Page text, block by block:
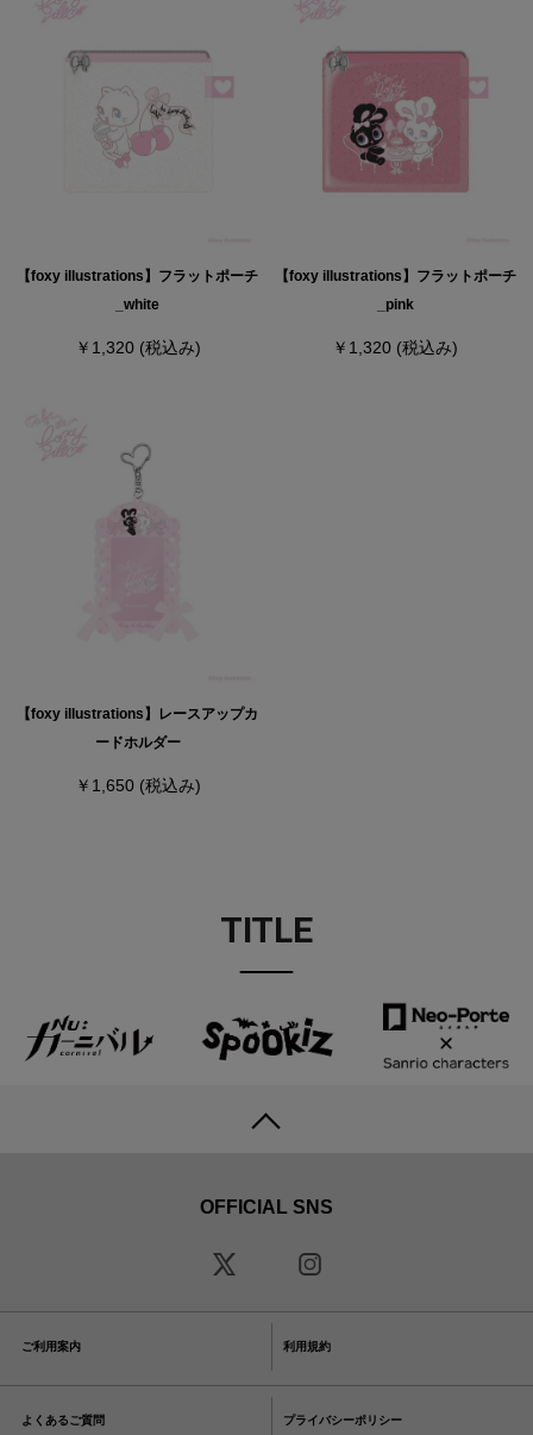
【foxy illustrations】フラットポーチ
_white
￥1,320 (税込み)
【foxy illustrations】フラットポーチ
_pink
￥1,320 (税込み)
【foxy illustrations】レースアップカ
ードホルダー
￥1,650 (税込み)
TITLE
OFFICIAL SNS
ご利用案内 利用規約
よくあるご質問 プライバシーポリシー